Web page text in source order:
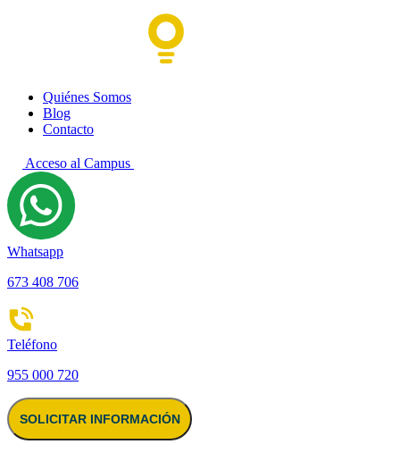
Quiénes Somos
Blog
Contacto
Acceso al Campus
Whatsapp
673 408 706
Teléfono
955 000 720
SOLICITAR INFORMACIÓN